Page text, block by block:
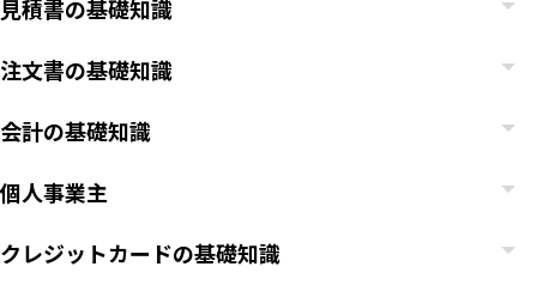
見積書の基礎知識
注文書の基礎知識
会計の基礎知識
個人事業主
クレジットカードの基礎知識